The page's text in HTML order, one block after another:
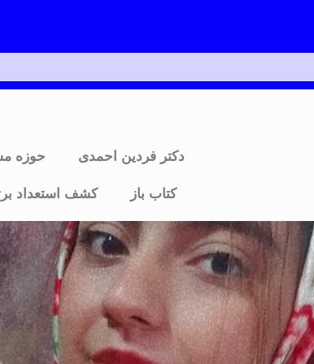
دکتر فردین احمدی حوزه
کتاب باز کشف استعداد